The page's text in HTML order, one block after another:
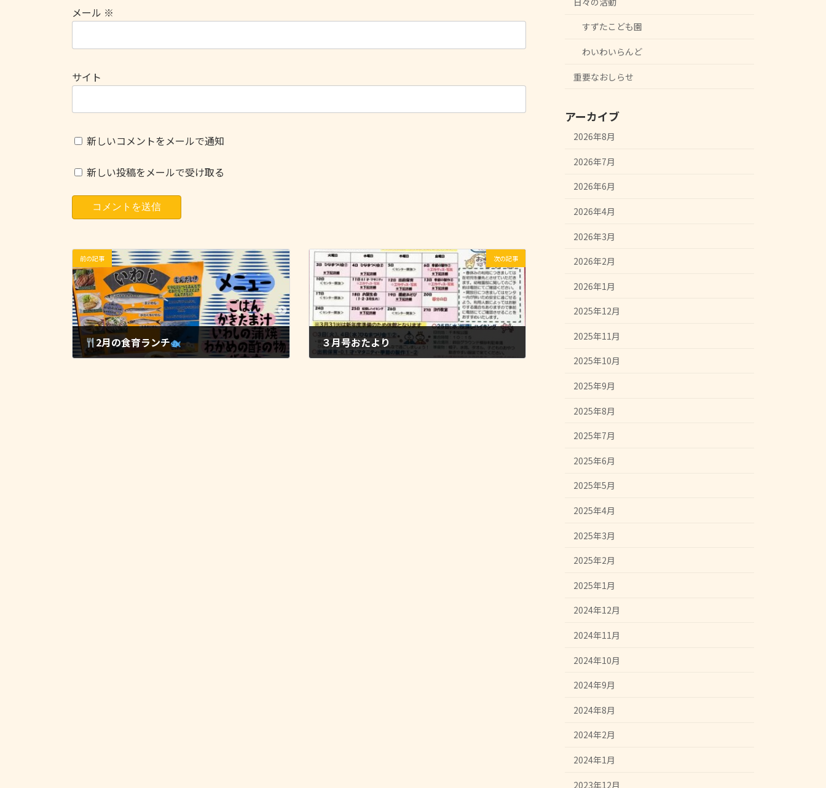
メール ※
サイト
新しいコメントをメールで通知
新しい投稿をメールで受け取る
前の記事
2月の食育ランチ
次の記事
３月号おたより
すずたこども園
わいわいらんど
重要なおしらせ
アーカイブ
2026年8月
2026年7月
2026年6月
2026年4月
2026年3月
2026年2月
2026年1月
2025年12月
2025年11月
2025年10月
2025年9月
2025年8月
2025年7月
2025年6月
2025年5月
2025年4月
2025年3月
2025年2月
2025年1月
2024年12月
2024年11月
2024年10月
2024年9月
2024年8月
2024年2月
2024年1月
2023年12月